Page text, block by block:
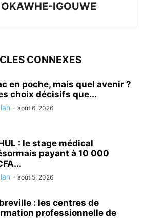
IGOUWE
CONNEXES
en poche, mais quel avenir ?
choix décisifs que...
- août 6, 2026
: le stage médical
payant à 10 000
- août 5, 2026
: les centres de
professionnelle de